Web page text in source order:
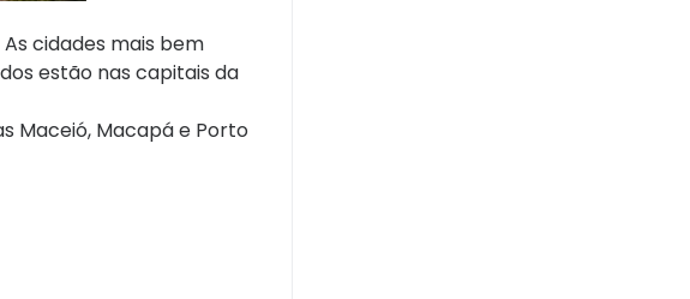
cidades mais bem
estão nas capitais da
Maceió, Macapá e Porto